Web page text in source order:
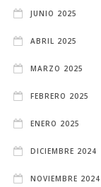
JUNIO 2025
ABRIL 2025
MARZO 2025
FEBRERO 2025
ENERO 2025
DICIEMBRE 2024
NOVIEMBRE 2024